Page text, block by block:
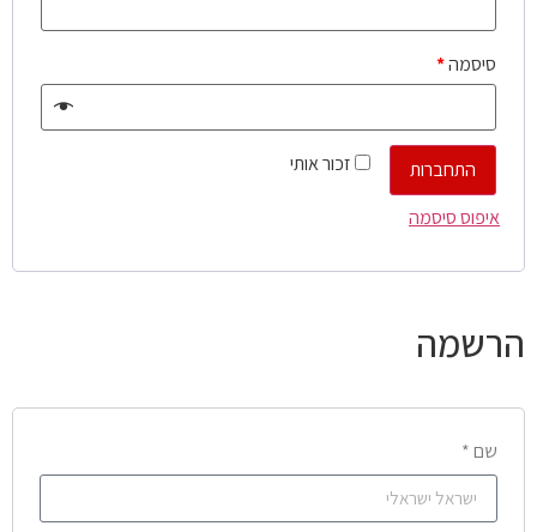
סיסמה*
זכור אותי
התחברות
איפוס סיסמה
הרשמה
שם *